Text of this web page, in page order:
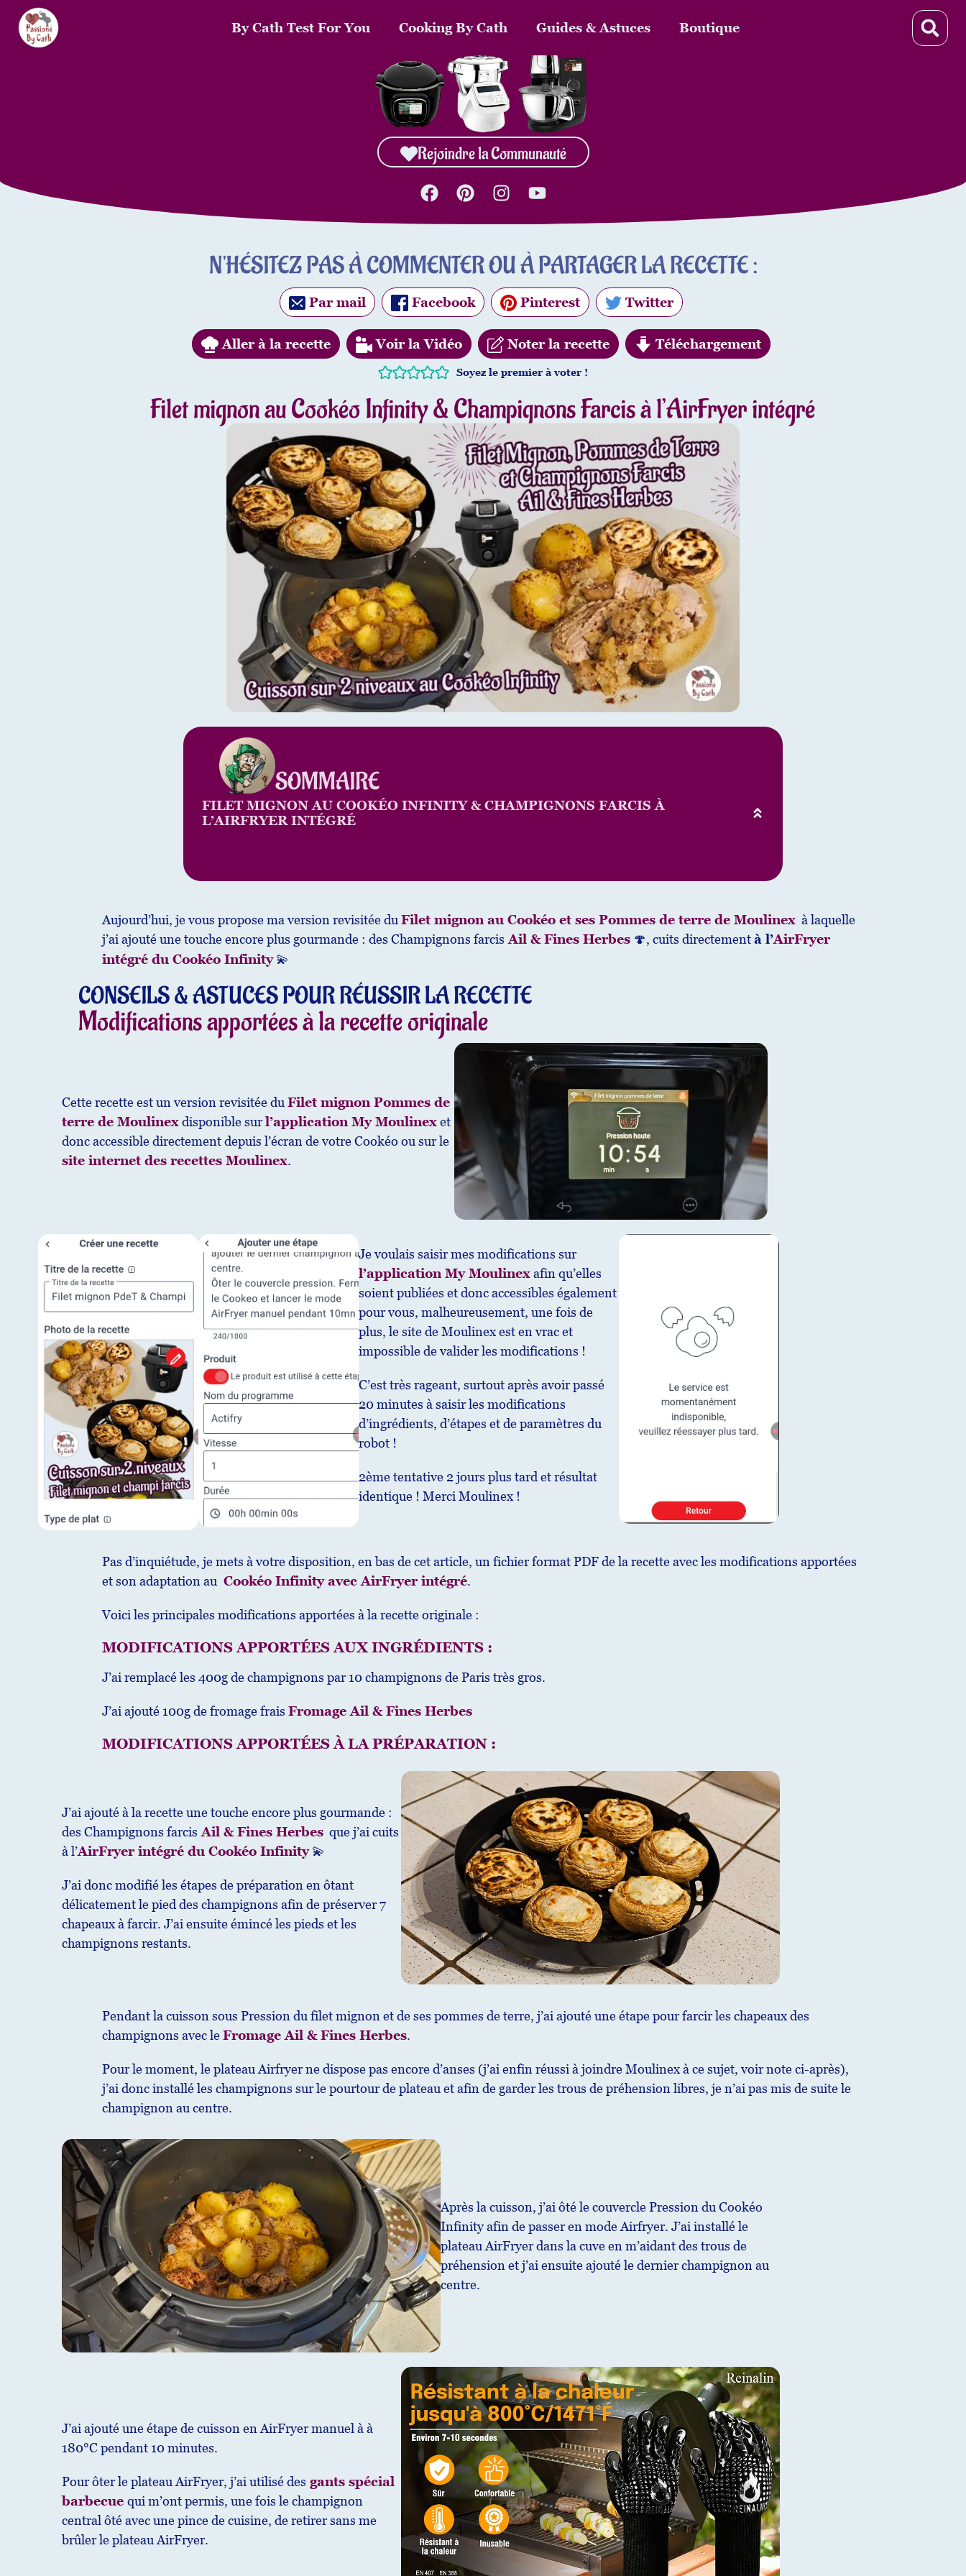
By Cath Test For You Cooking By Cath Guides & Astuces Boutique
Rejoindre la Communauté
N'HÉSITEZ PAS À COMMENTER OU À PARTAGER LA RECETTE :
Par mail Facebook Pinterest Twitter
Aller à la recette Voir la Vidéo Noter la recette Téléchargement
Soyez le premier à voter !
Filet mignon au Cookéo Infinity & Champignons Farcis à l’AirFryer intégré
SOMMAIRE
FILET MIGNON AU COOKÉO INFINITY & CHAMPIGNONS FARCIS À
L’AIRFRYER INTÉGRÉ
Aujourd’hui, je vous propose ma version revisitée duFilet mignon au Cookéo et ses Pommes de terre de Moulinex à laquelle
j’ai ajouté une touche encore plus gourmande : des Champignons farcis Ail & Fines Herbes 🍄, cuits directementà l’AirFryer
intégré du Cookéo Infinity 💫
CONSEILS & ASTUCES POUR RÉUSSIR LA RECETTE
Modifications apportées à la recette originale
Cette recette est un version revisitée duFilet mignon Pommes de
terre de Moulinexdisponible surl’application My Moulinexet
donc accessible directement depuis l’écran de votre Cookéo ou sur le
site internet des recettes Moulinex.
Je voulais saisir mes modifications sur
l’application My Moulinexafin qu’elles
soient publiées et donc accessibles également
pour vous, malheureusement, une fois de
plus, le site de Moulinex est en vrac et
impossible de valider les modifications !
C’est très rageant, surtout après avoir passé
20 minutes à saisir les modifications
d’ingrédients, d’étapes et de paramètres du
robot !
2ème tentative 2 jours plus tard et résultat
identique ! Merci Moulinex !
Pas d’inquiétude, je mets à votre disposition, en bas de cet article, un fichier format PDF de la recette avec les modifications apportées
et son adaptation au Cookéo Infinity avecAirFryer intégré.
Voici les principales modifications apportées à la recette originale :
MODIFICATIONS APPORTÉES AUX INGRÉDIENTS :
J’ai remplacé les 400g de champignons par 10 champignons de Paris très gros.
J’ai ajouté 100g de fromage fraisFromage Ail & Fines Herbes
MODIFICATIONS APPORTÉES À LA PRÉPARATION :
J’ai ajouté à la recette une touche encore plus gourmande :
des Champignons farcis Ail & Fines Herbes que j’ai cuits
à l’AirFryer intégré du Cookéo Infinity💫
J’ai donc modifié les étapes de préparation en ôtant
délicatement le pied des champignons afin de préserver 7
chapeaux à farcir. J’ai ensuite émincé les pieds et les
champignons restants.
Pendant la cuisson sous Pression du filet mignon et de ses pommes de terre, j’ai ajouté une étape pour farcir les chapeaux des
champignons avec leFromage Ail & Fines Herbes.
Pour le moment, le plateau Airfryer ne dispose pas encore d’anses (j’ai enfin réussi à joindre Moulinex à ce sujet, voir note ci-après),
j’ai donc installé les champignons sur le pourtour de plateau et afin de garder les trous de préhension libres, je n’ai pas mis de suite le
champignon au centre.
Après la cuisson, j’ai ôté le couvercle Pression du Cookéo
Infinity afin de passer en mode Airfryer. J’ai installé le
plateau AirFryer dans la cuve en m’aidant des trous de
préhension et j’ai ensuite ajouté le dernier champignon au
centre.
J’ai ajouté une étape de cuisson en AirFryer manuel à à
180°C pendant 10 minutes.
Pour ôter le plateau AirFryer, j’ai utilisé des gants spécial
barbecue qui m’ont permis, une fois le champignon
central ôté avec une pince de cuisine, de retirer sans me
brûler le plateau AirFryer.